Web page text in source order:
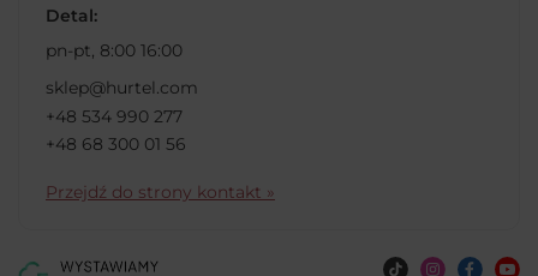
Detal:
pn-pt, 8:00 16:00
sklep@hurtel.com
+48 534 990 277
+48 68 300 01 56
Przejdź do strony kontakt »